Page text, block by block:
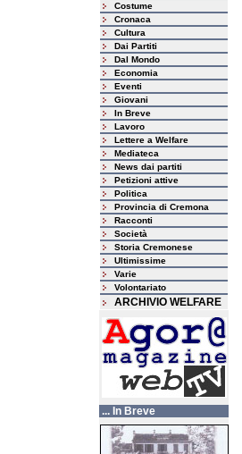
Costume
Cronaca
Cultura
Dai Partiti
Dal Mondo
Economia
Eventi
Giovani
In Breve
Lavoro
Lettere a Welfare
Mediateca
News dai partiti
Petizioni attive
Politica
Provincia di Cremona
Racconti
Società
Storia Cremonese
Ultimissime
Varie
Volontariato
ARCHIVIO WELFARE
... In Breve